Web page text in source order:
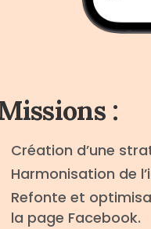
:
Création d’une
Harmonisation de
Refonte et
la page Facebook.